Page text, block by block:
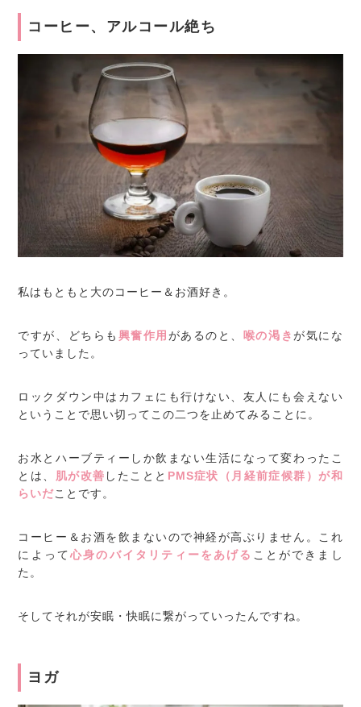
コーヒー、アルコール絶ち
私はもともと大のコーヒー＆お酒好き。
ですが、どちらも 興奮作用 があるのと、 喉の渇きが気にな
っていました。
ロックダウン中はカフェにも行けない、友人にも会えない
ということで思い切ってこの二つを止めてみることに。
お水とハーブティーしか飲まない生活になって変わったこ
とは、 肌が改善 したことと PMS症状（月経前症候群）が和
らいだことです。
コーヒー＆お酒を飲まないので神経が高ぶりません。これ
によって心身のバイタリティーをあげる ことができまし
た。
そしてそれが安眠・快眠に繋がっていったんですね。
ヨガ